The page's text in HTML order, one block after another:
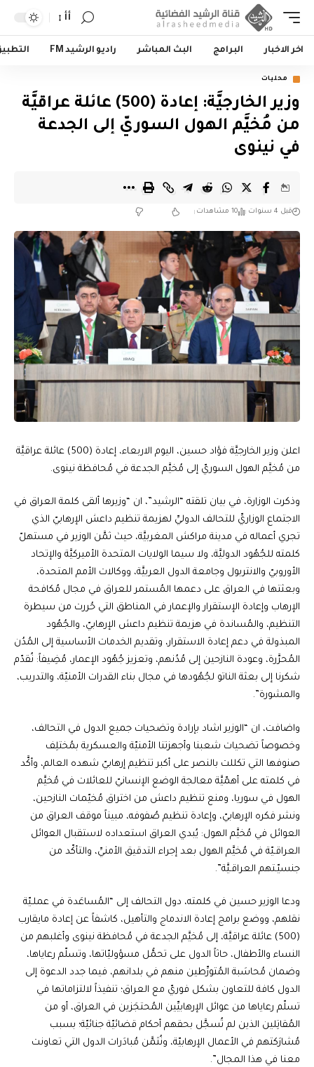
أأ
اخر الاخبار البرامج البث المباشر راديو الرشيد FM
محليات
وزير الخارجيَّة: إعادة (500) عائلة عراقيَّة
من مُخيَّم الهول السوريّ إلى الجدعة
في نينوى
قبل 4 سنوات 10 مشاهدات
اعلن وزير الخارجيَّة فؤاد حسين، اليوم الاربعاء، إعادة (500) عائلة عراقيَّة
من مُخيَّم الهول السوريّ إلى مُخيَّم الجدعة في مُحافظة نينوى.
وذكرت الوزارة، في بيان تلقته “الرشيد”، ان “وزيرها ألقى كلمة العراق في
الاجتماع الوزاريِّ للتحالف الدوليِّ لهزيمة تنظيم داعش الإرهابيّ الذي
تجري أعماله في مدينة مراكش المغربيَّة، حيث ثمَّن الوزير في مستهلّ
كلمته للجُهُود الدوليَّة، ولا سيما الولايات المتحدة الأميركيَّة والإتحاد
الأوروبيّ والانتربول وجامعة الدول العربيَّة، ووكالات الأمم المتحدة،
وبعثتها في العراق على دعمها المُستمر للعراق في مجال مُكافحة
الإرهاب وإعادة الإستقرار والإعمار في المناطق التي حُررت من سيطرة
التنظيم، والمُساندة في هزيمة تنظيم داعش الإرهابيّ، والجُهُود
المبذولة في دعم إعادة الاستقرار، وتقديم الخدمات الأساسية إلى المُدُن
المُحرَّرة، وعودة النازحين إلى مُدُنهم، وتعزيز جُهُود الإعمار، مُضِيفاً: نُقدّم
شكرنا إلى بعثة الناتو لجُهُودها في مجال بناء القدرات الأمنيّة، والتدريب،
والمشورة”.
واضافت، ان “الوزير اشاد بإرادة وتضحيات جميع الدول في التحالف،
وخصوصاً تضحيات شعبنا وأجهزتنا الأمنيّة والعسكرية بمُختلِف
صنوفها التي تكللت بالنصر على أكبر تنظيم إرهابيّ شهده العالم، وأكَّد
في كلمته على أهمّيَّة معالجة الوضع الإنسانيّ للعائلات في مُخيَّم
الهول في سوريا، ومنع تنظيم داعش من اختراق مُخيّمات النازحين،
ونشر فكره الإرهابيّ، وإعادة تنظيم صُفوفه، مبيناً موقف العراق من
العوائل في مُخيَّم الهول: يُبدي العراق استعداده لاستقبال العوائل
العراقـيّة في مُخيَّم الهول بعد إجراء التدقيق الأمنيِّ، والتأكّد من
جنسيّـتهم العراقـيَّة”.
ودعا الوزير حسين في كلمته، دول التحالف إلى “المُساعَدة في عملـيّة
نقلهم، ووضع برامج إعادة الاندماج والتأهيل، كاشفاً عن إعادة مايقارب
(500) عائلة عراقيَّة، إلى مُخيَّم الجدعة في مُحافظة نينوى وأغلبهم من
النساء والأطفال، حاثاً الدول على تحمُّل مسؤوليّاتها، وتسلّم رعاياها،
وضمان مُحاسَبة المُتورِّطين منهم في بلدانهم، فيما جدد الدعوة إلى
الدول كافة للتعاون بشكل فوريّ مع العراق؛ تنفيذاً لالتزاماتها في
تسلّم رعاياها من عوائل الإرهابيِّين المُحتجَزين في العراق، أو من
المُقاتِلين الذين لم تُسجَّل بحقهم أحكام قضائيّة جنائيّة؛ بسبب
مُشارَكتهم في الأعمال الإرهابيّة، ونُثمَّن مُبادَرات الدول التي تعاونت
معنا في هذا المجال”.